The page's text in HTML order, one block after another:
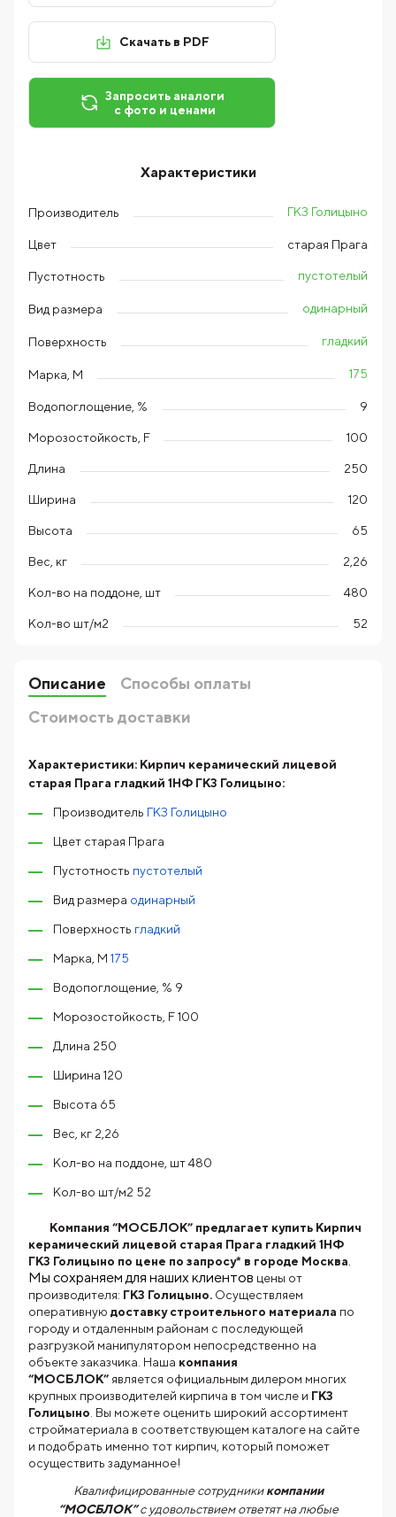
Скачать в PDF
Запросить аналоги
с фото и ценами
Характеристики
Производитель ГКЗ Голицыно
Цвет старая Прага
Пустотность пустотелый
Вид размера одинарный
Поверхность гладкий
Марка, М 175
Водопоглощение, % 9
Морозостойкость, F 100
Длина 250
Ширина 120
Высота 65
Вес, кг 2,26
Кол-во на поддоне, шт 480
Кол-во шт/м2 52
Описание
Способы оплаты
Стоимость доставки
Характеристики: Кирпич керамический лицевой
старая Прага гладкий 1НФ ГКЗ Голицыно:
Производитель ГКЗ Голицыно
Цвет старая Прага
Пустотность пустотелый
Вид размера одинарный
Поверхность гладкий
Марка, М 175
Водопоглощение, % 9
Морозостойкость, F 100
Длина 250
Ширина 120
Высота 65
Вес, кг 2,26
Кол-во на поддоне, шт 480
Кол-во шт/м2 52
Компания “МОСБЛОК” предлагает купить Кирпич
керамический лицевой старая Прага гладкий 1НФ
ГКЗ Голицыно по цене по запросу* в городе Москва.
Мы сохраняем для наших клиентов цены от
производителя: ГКЗ Голицыно. Осуществляем
оперативную доставку строительного материала по
городу и отдаленным районам с последующей
разгрузкой манипулятором непосредственно на
объекте заказчика. Наша компания
“МОСБЛОК” является официальным дилером многих
крупных производителей кирпича в том числе и ГКЗ
Голицыно. Вы можете оценить широкий ассортимент
стройматериала в соответствующем каталоге на сайте
и подобрать именно тот кирпич, который поможет
осуществить задуманное!
Квалифицированные сотрудникикомпании
“МОСБЛОК”с удовольствием ответят на любые